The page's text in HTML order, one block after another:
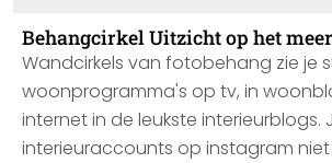
Behangcirkel Uitzicht op het
Wandcirkels van fotobehang zie je
woonprogramma's op tv, in
internet in de leukste interieurblogs.
interieuraccounts op instagram niet